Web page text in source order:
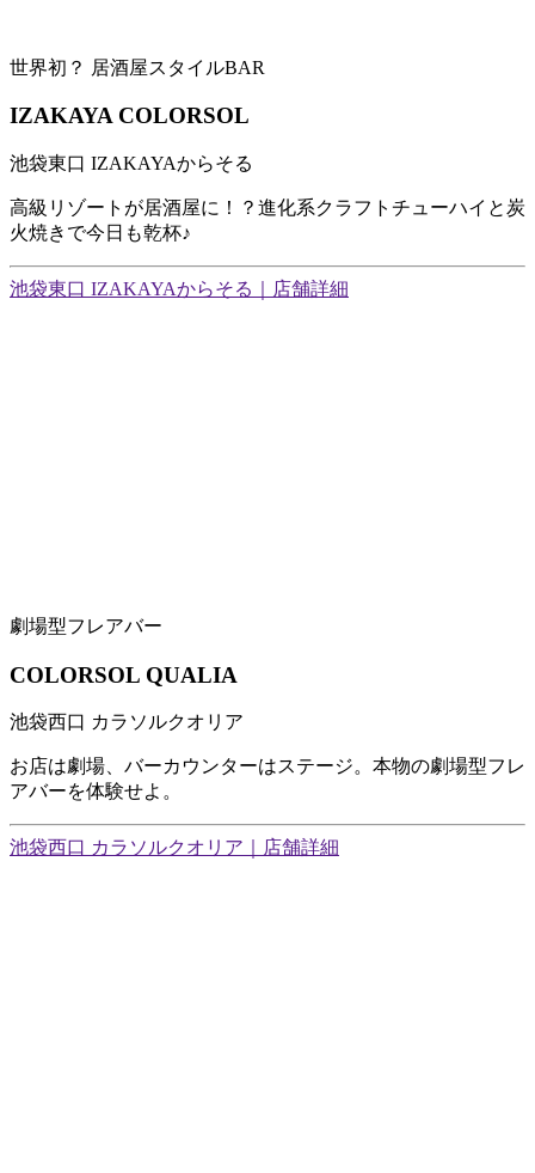
世界初？ 居酒屋スタイルBAR
IZAKAYA COLORSOL
池袋東口 IZAKAYAからそる
高級リゾートが居酒屋に！？進化系クラフトチューハイと炭
火焼きで今日も乾杯♪
池袋東口 IZAKAYAからそる｜店舗詳細
劇場型フレアバー
COLORSOL QUALIA
池袋西口 カラソルクオリア
お店は劇場、バーカウンターはステージ。本物の劇場型フレ
アバーを体験せよ。
池袋西口 カラソルクオリア｜店舗詳細